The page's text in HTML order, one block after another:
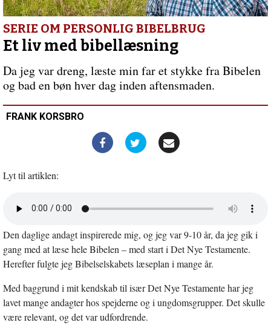
på
det
enkelte
menneske”Forrige
indlæg:
Genstart2025
–
færre
papirer,
SERIE OM PERSONLIG BIBELBRUG
Et liv med bibellæsning
Da jeg var dreng, læste min far et stykke fra Bibelen
og bad en bøn hver dag inden aftensmaden.
FRANK KORSBRO
Lyt til artiklen:
nyt
vindue
Den daglige andagt inspirerede mig, og jeg var 9-10 år, da jeg gik i
gang med at læse hele Bibelen – med start i Det Nye Testamente.
Herefter fulgte jeg Bibelselskabets læseplan i mange år.
Med baggrund i mit kendskab til især Det Nye Testamente har jeg
lavet mange andagter hos spejderne og i ungdomsgrupper. Det skulle
være relevant, og det var udfordrende.